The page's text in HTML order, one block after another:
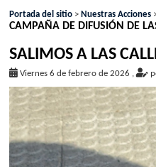
Portada del sitio > Nuestras Acciones
CAMPAÑA DE DIFUSIÓN DE
SALIMOS A LAS
Viernes 6 de febrero de 2026 ,